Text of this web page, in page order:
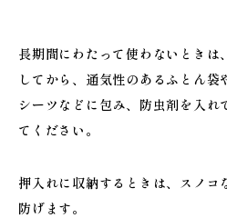
長期間にわたって使わないときは
してから、通気性のあるふとん袋
シーツなどに包み、防虫剤を入れ
てください。
押入れに収納するときは、スノコ
防げます。